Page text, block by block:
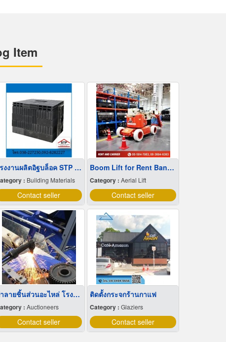
Item
โรงงานผลิตอิฐบล็อค STP พัทยา บ่อวิน ระยอง
: Building Materials
Contact seller
Boom Lift for Rent Bangkok
Category :Aerial Lift
Contact seller
ทำลายชิ้นส่วนอะไหล่ โรงงานอยุธยา
: Auctioneers
Contact seller
ติดตั้งกระจกร้านกาแฟ
Category :Glaziers
Contact seller